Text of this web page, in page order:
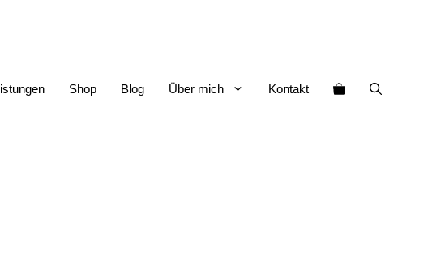
Shop Blog Über mich Kontakt